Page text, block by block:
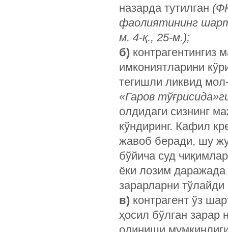
назарда тутилган
фаолиятининг
м. 4-қ., 25-м.);
б)
имкониятларини
тегишли ликвид
«Гаров
олдидаги сизнинг
кўндиринг. Кафил
жавоб беради, шу
бўйича суд
ёки лозим
зарарларни тўлайди
в) контрагент ўз
ҳосил бўлган зарар